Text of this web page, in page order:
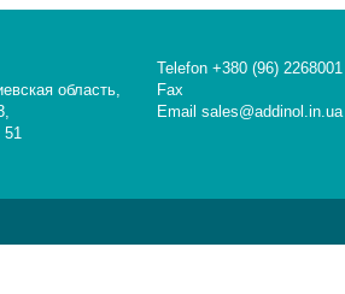
область,
51
Telefon +380 (96) 2268001
Fax
Email sales@addinol.in.ua